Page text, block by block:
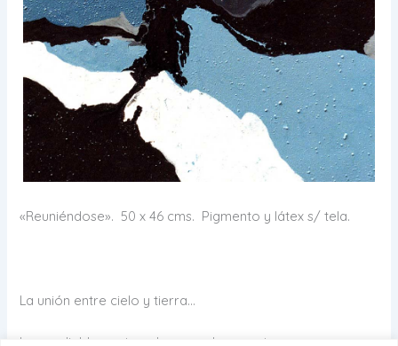
«Reuniéndose». 50 x 46 cms. Pigmento y látex s/ tela.
La unión entre cielo y tierra…
Irremediablemente volvemos al encuentro, porque nunca